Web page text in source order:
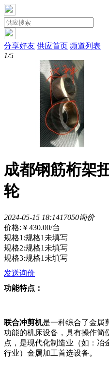
分享好友 供应首页 频道列表
1/5
成都钢筋桁架
轮
2024-05-15 18:1417050询价
价格: ￥430.00/台
规格1:规格1未填写
规格2:规格1未填写
规格3:规格1未填写
发送询价
功能特点：
联合冲剪机是一种综合了金属
功能的机床设备，具有操作简
点，是现代化制造业（如：冶
行业）金属加工首选设备。